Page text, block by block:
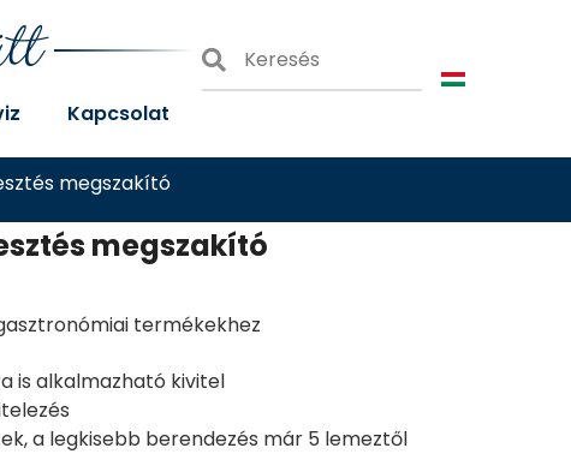
Kapcsolat
megszakító
megszakító
termékekhez
is alkalmazható kivitel
a legkisebb berendezés már 5 lemeztől